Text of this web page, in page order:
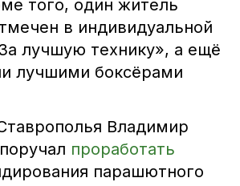
того, один житель
в индивидуальной
лучшую технику», а ещё
лучшими боксёрами
Владимир
проработать
парашютного